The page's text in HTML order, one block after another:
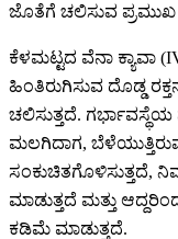
ಜೊತೆಗೆ ಚಲಿಸುವ ಪ್ರಮುಖ
ಕೆಳಮಟ್ಟದ ವೆನಾ ಕ್ಯಾವಾ
ಹಿಂತಿರುಗಿಸುವ ದೊಡ್ಡ
ಚಲಿಸುತ್ತದೆ.
ಮಲಗಿದಾಗ,
ಸಂಕುಚಿತಗೊಳಿಸುತ್ತದೆ,
ಮಾಡುತ್ತದೆ ಮತ್ತು
ಕಡಿಮೆ ಮಾಡುತ್ತದೆ.